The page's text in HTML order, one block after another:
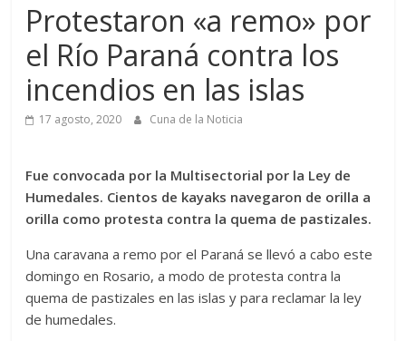
Protestaron «a remo» por
el Río Paraná contra los
incendios en las islas
17 agosto, 2020 Cuna de la Noticia
Fue convocada por la Multisectorial por la Ley de
Humedales. Cientos de kayaks navegaron de orilla a
orilla como protesta contra la quema de pastizales.
Una caravana a remo por el Paraná se llevó a cabo este
domingo en Rosario, a modo de protesta contra la
quema de pastizales en las islas y para reclamar la ley
de humedales.